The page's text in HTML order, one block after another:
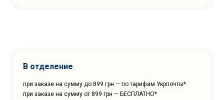
В отделение
при заказе на сумму до 899 грн — по тарифам Укрпочты*
при заказе на сумму от 899 грн — БЕСПЛАТНО*